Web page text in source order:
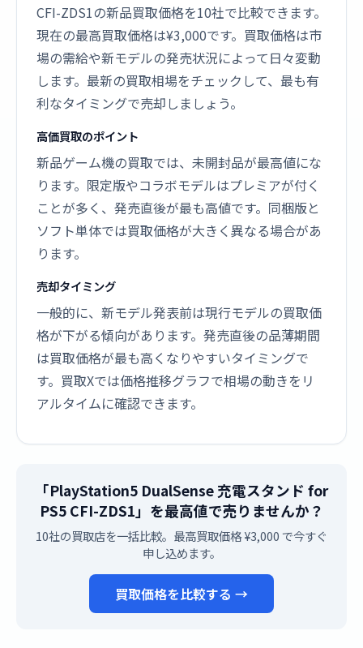
CFI-ZDS1の新品買取価格を10社で比較できます。
現在の最高買取価格は¥3,000です。買取価格は市
場の需給や新モデルの発売状況によって日々変動
します。最新の買取相場をチェックして、最も有
利なタイミングで売却しましょう。
高価買取のポイント
新品ゲーム機の買取では、未開封品が最高値にな
ります。限定版やコラボモデルはプレミアが付く
ことが多く、発売直後が最も高値です。同梱版と
ソフト単体では買取価格が大きく異なる場合があ
ります。
売却タイミング
一般的に、新モデル発表前は現行モデルの買取価
格が下がる傾向があります。発売直後の品薄期間
は買取価格が最も高くなりやすいタイミングで
す。買取Xでは価格推移グラフで相場の動きをリ
アルタイムに確認できます。
「PlayStation5 DualSense 充電スタンド for
PS5 CFI-ZDS1」を最高値で売りませんか？
10社の買取店を一括比較。最高買取価格 ¥3,000 で今すぐ
申し込めます。
買取価格を比較する →